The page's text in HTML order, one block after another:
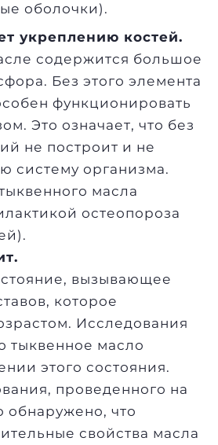
оболочки).
укреплению костей.
содержится большое
Без этого элемента
функционировать
Это означает, что без
не построит и не
систему организма.
масла
остеопороза
вызывающее
которое
Исследования
тыквенное масло
этого состояния.
проведенного на
обнаружено, что
свойства масла